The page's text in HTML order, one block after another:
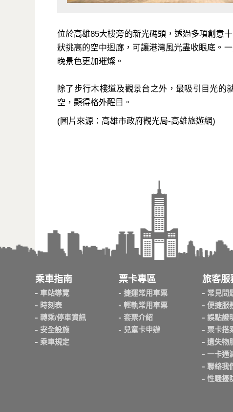
位於高雄85大樓旁的新光碼頭，透過多項創意
狀挑高的空中迴廊，可讓港灣風光盡收眼底。
晚景色更加璀燦。
除了步行木棧道及觀景台之外，最吸引目光
空，顯得格外醒目。
(圖片來源：高雄市政府觀光局-高雄旅遊網)
乘車指南
車站導覽
時刻表
轉乘/停車資訊
安全設施
乘車規定
票卡專區
捷運常用車票
輕軌常用車票
套票介紹
兒童卡申辦
旅客服
常見問
便捷服
誤點證
票卡搭
遺失物
一卡通
聯絡我
性騷擾